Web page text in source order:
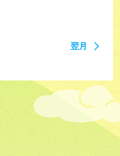
翌月